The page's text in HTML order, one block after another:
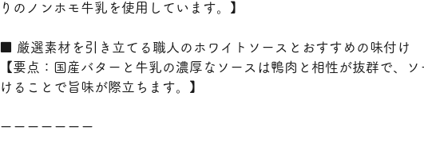
りのノンホモ牛乳を使用しています。】
■ 厳選素材を引き立てる職人のホワイトソースとおすすめの味付け
【要点：国産バターと牛乳の濃厚なソースは鴨肉と相性が抜群で、
けることで旨味が際立ちます。】
ーーーーーーー